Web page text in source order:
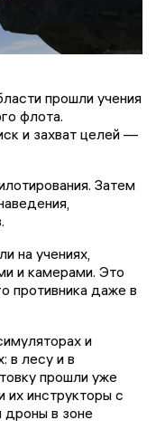
прошли учения
флота.
и захват целей —
Затем
на учениях,
и камерами. Это
противника даже в
и
в лесу и в
прошли уже
инструкторы с
в зоне